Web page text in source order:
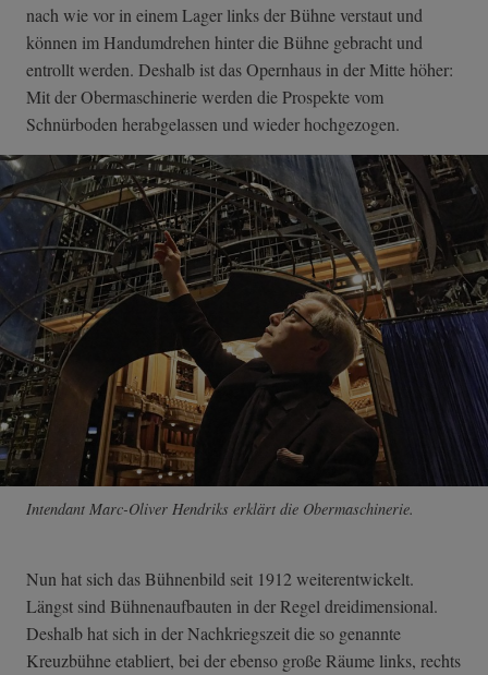
nach wie vor in einem Lager links der Bühne verstaut und
können im Handumdrehen hinter die Bühne gebracht und
entrollt werden. Deshalb ist das Opernhaus in der Mitte höher:
Mit der Obermaschinerie werden die Prospekte vom
Schnürboden herabgelassen und wieder hochgezogen.
Intendant Marc-Oliver Hendriks erklärt die Obermaschinerie.
Nun hat sich das Bühnenbild seit 1912 weiterentwickelt.
Längst sind Bühnenaufbauten in der Regel dreidimensional.
Deshalb hat sich in der Nachkriegszeit die so genannte
Kreuzbühne etabliert, bei der ebenso große Räume links, rechts